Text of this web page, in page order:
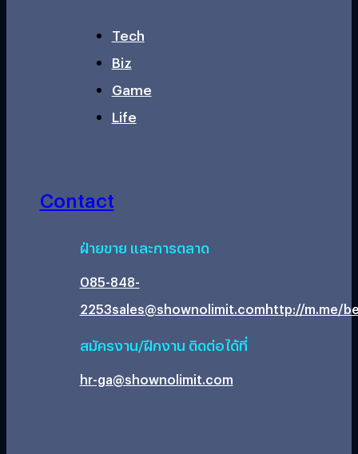
Tech
Biz
Game
Life
Contact
ฝ่ายขาย และการตลาด
085-848-
2253sales@shownolimit.comhttp://m.me/
สมัครงาน/ฝึกงาน ติดต่อได้ที่
hr-ga@shownolimit.com